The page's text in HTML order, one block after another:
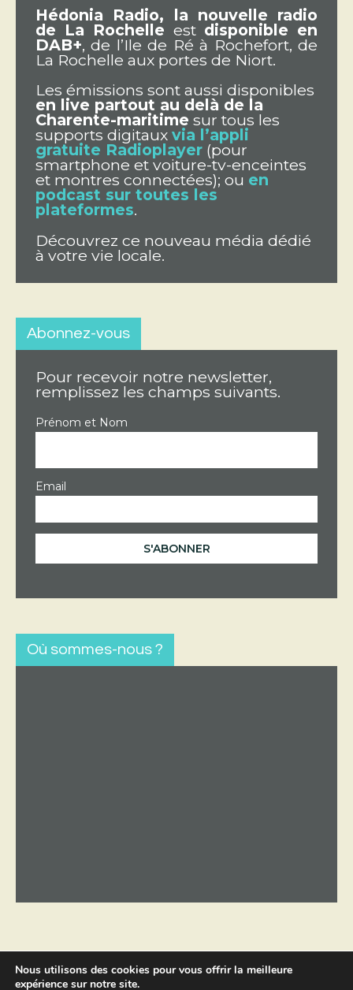
Hédonia Radio, la nouvelle radio
de La Rochelle est disponible en
DAB+, de l’Ile de Ré à Rochefort, de
La Rochelle aux portes de Niort.
Les émissions sont aussi disponibles
en live partout au delà de la
Charente-maritime sur tous les
supports digitaux via l’appli
gratuite Radioplayer (pour
smartphone et voiture-tv-enceintes
et montres connectées); ou en
podcast sur toutes les
plateformes.
Découvrez ce nouveau média dédié
à votre vie locale.
Abonnez-vous
Pour recevoir notre newsletter,
remplissez les champs suivants.
Prénom et Nom
Email
Où sommes-nous ?
Nous utilisons des cookies pour vous offrir la meilleure
expérience sur notre site.